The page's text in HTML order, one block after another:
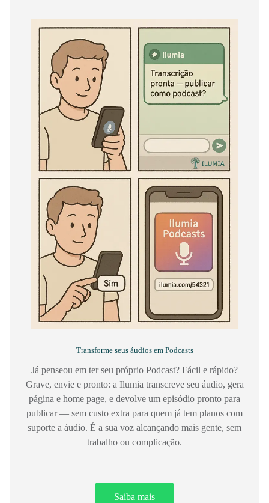
Transforme seus áudios em Podcasts
Já penseou em ter seu próprio Podcast? Fácil e rápido?
Grave, envie e pronto: a Ilumia transcreve seu áudio, gera
página e home page, e devolve um episódio pronto para
publicar — sem custo extra para quem já tem planos com
suporte a áudio. É a sua voz alcançando mais gente, sem
trabalho ou complicação.
Saiba mais